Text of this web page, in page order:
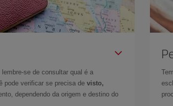
lembre-se de consultar qual é a
pode verificar se precisa de visto,
dependendo da origem e destino do